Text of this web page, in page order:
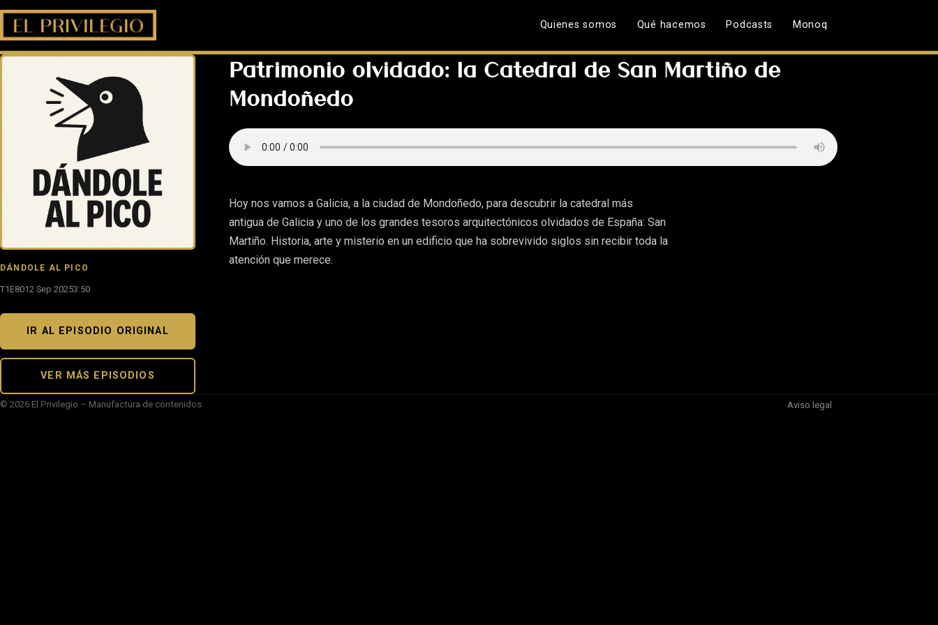
Quienes somos Qué hacemos Podcasts Monoq
DÁNDOLE AL PICO
T1E8012 Sep 20253:50
IR AL EPISODIO ORIGINAL
VER MÁS EPISODIOS
Patrimonio olvidado: la Catedral de San Martiño de
Mondoñedo
Hoy nos vamos a Galicia, a la ciudad de Mondoñedo, para descubrir la catedral más
antigua de Galicia y uno de los grandes tesoros arquitectónicos olvidados de España: San
Martiño. Historia, arte y misterio en un edificio que ha sobrevivido siglos sin recibir toda la
atención que merece.
© 2026 El Privilegio – Manufactura de contenidos Aviso legal